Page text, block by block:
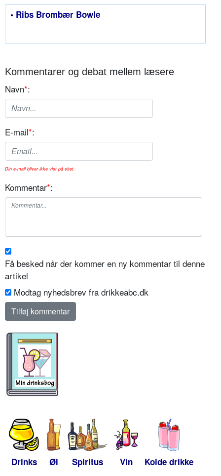
• Ribs Brombær Bowle
Kommentarer og debat mellem læsere
Navn*:
E-mail*:
Din e-mail bliver ikke vist på sitet.
Kommentar*:
Få besked når der kommer en ny kommentar til denne
artikel
Modtag nyhedsbrev fra drikkeabc.dk
Drinks Øl Spiritus Vin Kolde drikke